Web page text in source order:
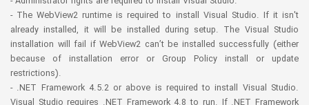
- The WebView2 runtime is required to install Visual Studio. If it isn't
already installed, it will be installed during setup. The Visual Studio
installation will fail if WebView2 can’t be installed successfully (either
because of installation error or Group Policy install or update
restrictions).
- .NET Framework 4.5.2 or above is required to install Visual Studio.